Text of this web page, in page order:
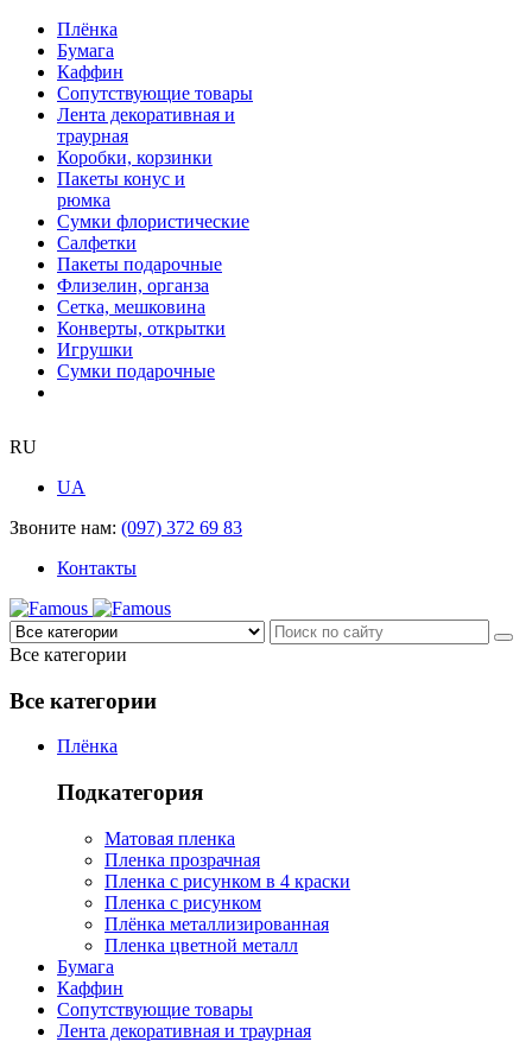
Плёнка
Бумага
Каффин
Сопутствующие товары
Лента декоративная и
траурная
Коробки, корзинки
Пакеты конус и
рюмка
Сумки флористические
Салфетки
Пакеты подарочные
Флизелин, органза
Сетка, мешковина
Конверты, открытки
Игрушки
Сумки подарочные
RU
UA
Звоните нам: (097) 372 69 83
Контакты
Все категории
Все категории
Плёнка
Подкатегория
Матовая пленка
Пленка прозрачная
Пленка с рисунком в 4 краски
Пленка с рисунком
Плёнка металлизированная
Пленка цветной металл
Бумага
Каффин
Сопутствующие товары
Лента декоративная и траурная